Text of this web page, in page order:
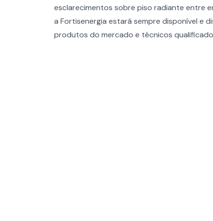
esclarecimentos sobre piso radiante entre
a Fortisenergia estará sempre disponível e
produtos do mercado e técnicos